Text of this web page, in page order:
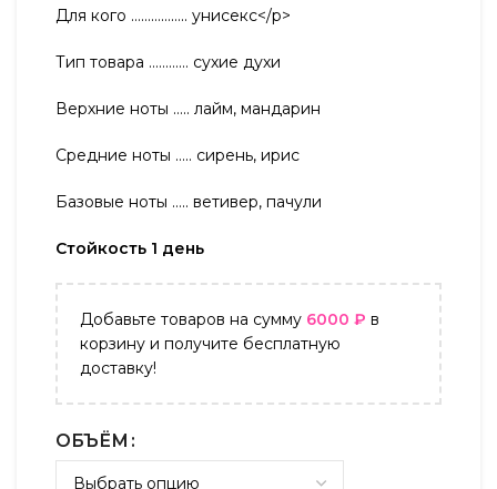
Для кого …………….. унисекс</p>
Тип товара ………… сухие духи
Верхние ноты ….. лайм, мандарин
Средние ноты ….. сирень, ирис
Базовые ноты ….. ветивер, пачули
Стойкость 1 день
Добавьте товаров на сумму 6000 ₽ в
корзину и получите бесплатную
доставку!
ОБЪЁМ